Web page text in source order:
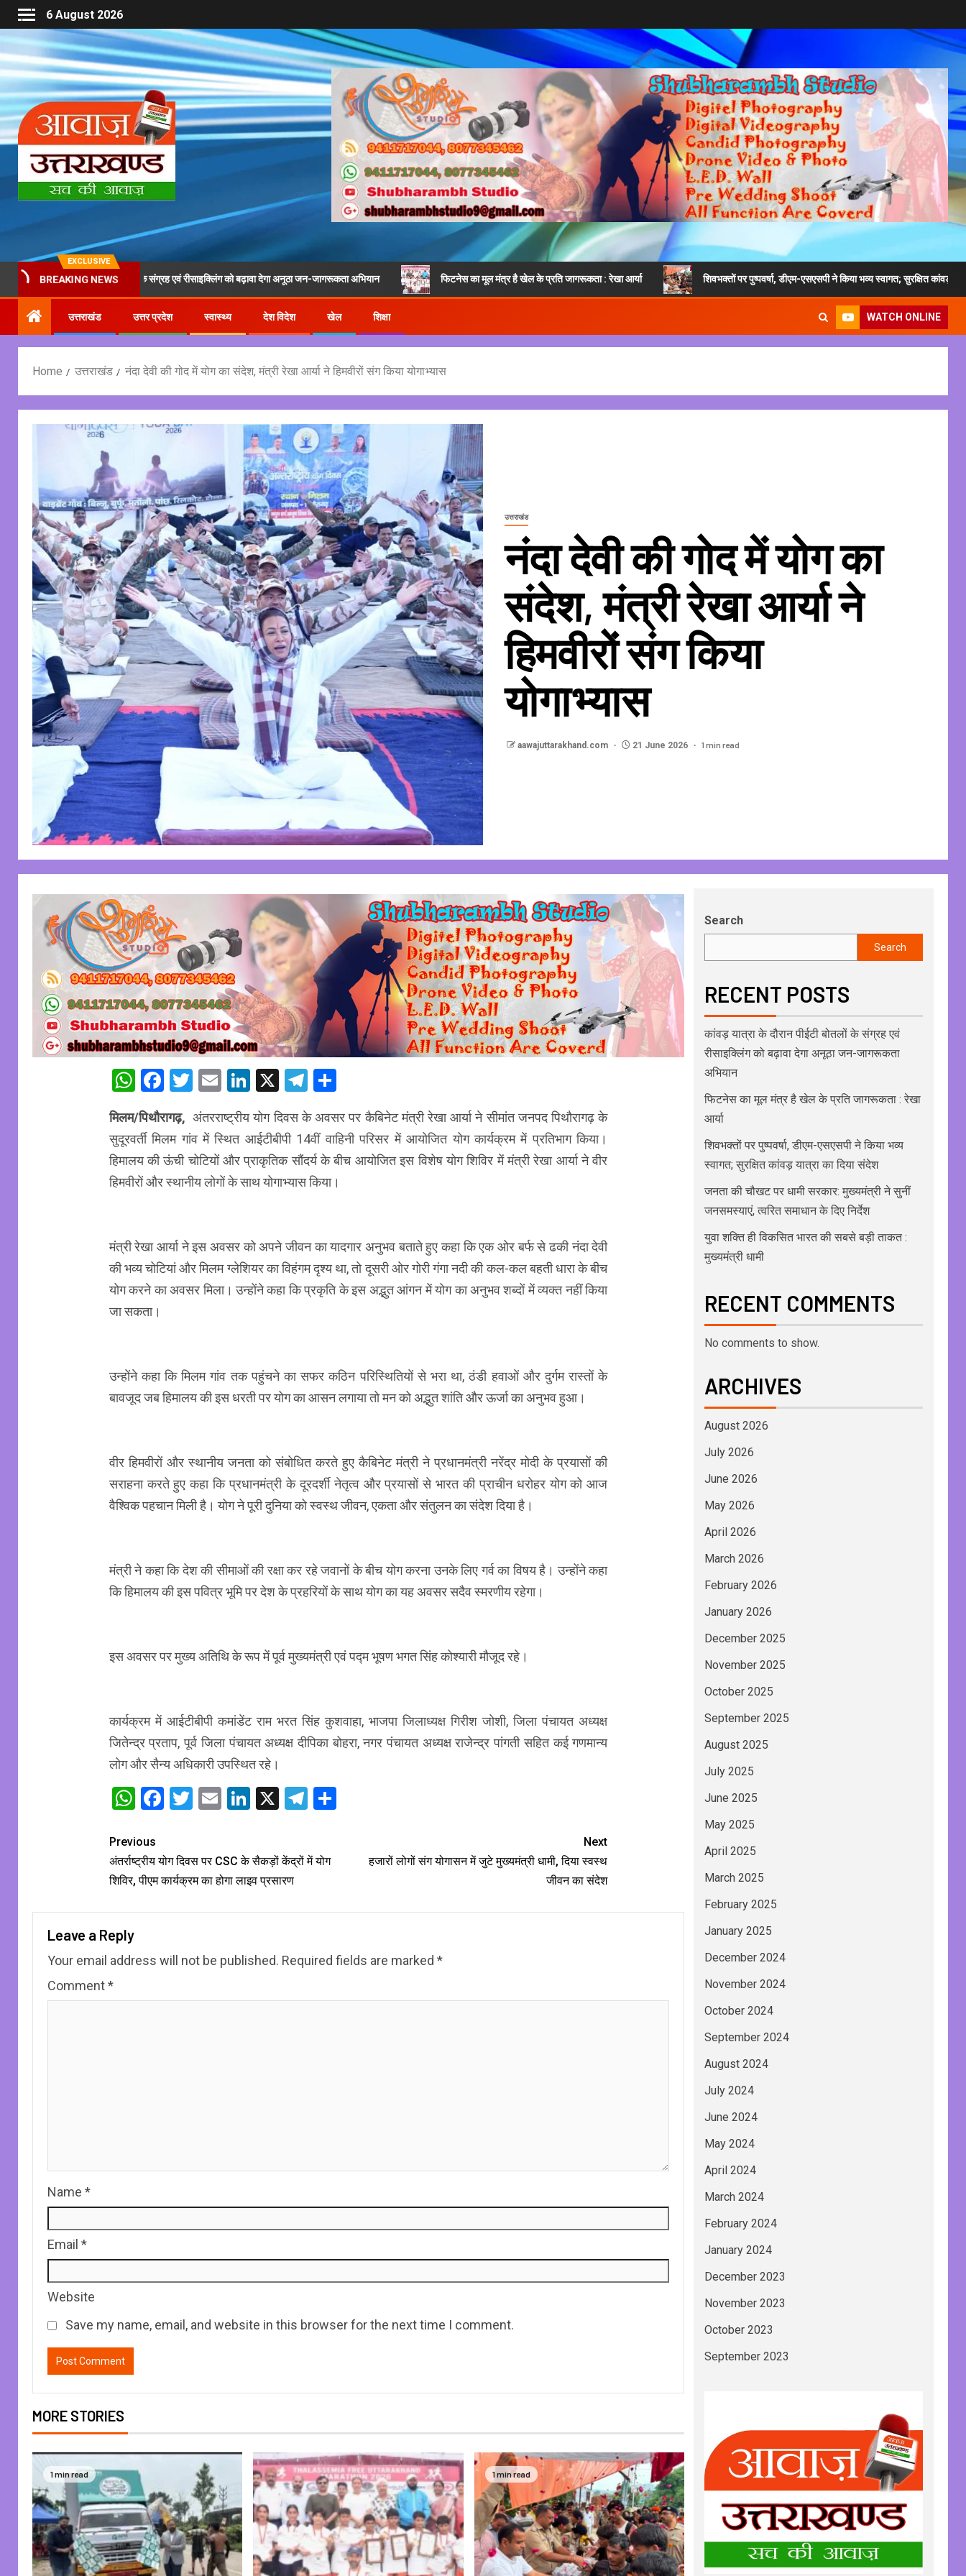
6 August 2026
EXCLUSIVE
BREAKING NEWS
दौरान पीईटी बोतलों के संग्रह एवं रीसाइक्लिंग को बढ़ावा देगा अनूठा जन-जागरूकता अभियान फिटनेस का मूल मंत्र है खेल के प्रति जागरूकता : रेखा आर्या शिवभक्तों पर पुष्पवर्षा, डीएम-एसएसपी ने किया भव्य स्वागत; सुरक्षित कांवड़ यात्रा का दिया संदेश
उत्तराखंड उत्तर प्रदेश स्वास्थ्य देश विदेश खेल शिक्षा WATCH ONLINE
Home उत्तराखंड नंदा देवी की गोद में योग का संदेश, मंत्री रेखा आर्या ने हिमवीरों संग किया योगाभ्यास
उत्तराखंड
नंदा देवी की गोद में योग का
संदेश, मंत्री रेखा आर्या ने
हिमवीरों संग किया
योगाभ्यास
aawajuttarakhand.com 21 June 2026 1 min read
WhatsApp
Facebook
Twitter
EmailLinkedIn
X Telegram
Share
मिलम/पिथौरागढ़, अंतरराष्ट्रीय योग दिवस के अवसर पर कैबिनेट मंत्री रेखा आर्या ने सीमांत जनपद पिथौरागढ़ के
सुदूरवर्ती मिलम गांव में स्थित आईटीबीपी 14वीं वाहिनी परिसर में आयोजित योग कार्यक्रम में प्रतिभाग किया।
हिमालय की ऊंची चोटियों और प्राकृतिक सौंदर्य के बीच आयोजित इस विशेष योग शिविर में मंत्री रेखा आर्या ने वीर
हिमवीरों और स्थानीय लोगों के साथ योगाभ्यास किया।
मंत्री रेखा आर्या ने इस अवसर को अपने जीवन का यादगार अनुभव बताते हुए कहा कि एक ओर बर्फ से ढकी नंदा देवी
की भव्य चोटियां और मिलम ग्लेशियर का विहंगम दृश्य था, तो दूसरी ओर गोरी गंगा नदी की कल-कल बहती धारा के बीच
योग करने का अवसर मिला। उन्होंने कहा कि प्रकृति के इस अद्भुत आंगन में योग का अनुभव शब्दों में व्यक्त नहीं किया
जा सकता।
उन्होंने कहा कि मिलम गांव तक पहुंचने का सफर कठिन परिस्थितियों से भरा था, ठंडी हवाओं और दुर्गम रास्तों के
बावजूद जब हिमालय की इस धरती पर योग का आसन लगाया तो मन को अद्भुत शांति और ऊर्जा का अनुभव हुआ।
वीर हिमवीरों और स्थानीय जनता को संबोधित करते हुए कैबिनेट मंत्री ने प्रधानमंत्री नरेंद्र मोदी के प्रयासों की
सराहना करते हुए कहा कि प्रधानमंत्री के दूरदर्शी नेतृत्व और प्रयासों से भारत की प्राचीन धरोहर योग को आज
वैश्विक पहचान मिली है। योग ने पूरी दुनिया को स्वस्थ जीवन, एकता और संतुलन का संदेश दिया है।
मंत्री ने कहा कि देश की सीमाओं की रक्षा कर रहे जवानों के बीच योग करना उनके लिए गर्व का विषय है। उन्होंने कहा
कि हिमालय की इस पवित्र भूमि पर देश के प्रहरियों के साथ योग का यह अवसर सदैव स्मरणीय रहेगा।
इस अवसर पर मुख्य अतिथि के रूप में पूर्व मुख्यमंत्री एवं पद्म भूषण भगत सिंह कोश्यारी मौजूद रहे।
कार्यक्रम में आईटीबीपी कमांडेंट राम भरत सिंह कुशवाहा, भाजपा जिलाध्यक्ष गिरीश जोशी, जिला पंचायत अध्यक्ष
जितेन्द्र प्रताप, पूर्व जिला पंचायत अध्यक्ष दीपिका बोहरा, नगर पंचायत अध्यक्ष राजेन्द्र पांगती सहित कई गणमान्य
लोग और सैन्य अधिकारी उपस्थित रहे।
WhatsApp
Facebook
Twitter
EmailLinkedIn
X Telegram
Share
Previous
अंतर्राष्ट्रीय योग दिवस पर CSC के सैकड़ों केंद्रों में योग
शिविर, पीएम कार्यक्रम का होगा लाइव प्रसारण
Next
हजारों लोगों संग योगासन में जुटे मुख्यमंत्री धामी, दिया स्वस्थ
जीवन का संदेश
Leave a Reply
Your email address will not be published. Required fields are marked *
Comment*
Name *
Email *
Website
Save my name, email, and website in this browser for the next time I comment.
MORE STORIES
1 min read 1 min read
Search
Search
RECENT POSTS
कांवड़ यात्रा के दौरान पीईटी बोतलों के संग्रह एवं
रीसाइक्लिंग को बढ़ावा देगा अनूठा जन-जागरूकता
अभियान
फिटनेस का मूल मंत्र है खेल के प्रति जागरूकता : रेखा
आर्या
शिवभक्तों पर पुष्पवर्षा, डीएम-एसएसपी ने किया भव्य
स्वागत; सुरक्षित कांवड़ यात्रा का दिया संदेश
जनता की चौखट पर धामी सरकार: मुख्यमंत्री ने सुनीं
जनसमस्याएं, त्वरित समाधान के दिए निर्देश
युवा शक्ति ही विकसित भारत की सबसे बड़ी ताकत :
मुख्यमंत्री धामी
RECENT COMMENTS
No comments to show.
ARCHIVES
August 2026
July 2026
June 2026
May 2026
April 2026
March 2026
February 2026
January 2026
December 2025
November 2025
October 2025
September 2025
August 2025
July 2025
June 2025
May 2025
April 2025
March 2025
February 2025
January 2025
December 2024
November 2024
October 2024
September 2024
August 2024
July 2024
June 2024
May 2024
April 2024
March 2024
February 2024
January 2024
December 2023
November 2023
October 2023
September 2023